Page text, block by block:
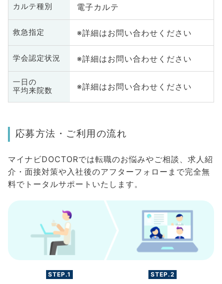
カルテ種別 電子カルテ
救急指定 ※詳細はお問い合わせください
学会認定状況 ※詳細はお問い合わせください
一日の
平均来院数
※詳細はお問い合わせください
応募方法・ご利用の流れ
マイナビDOCTORでは転職のお悩みやご相談、求人紹
介・面接対策や入社後のアフターフォローまで完全無
料でトータルサポートいたします。
STEP.1 STEP.2